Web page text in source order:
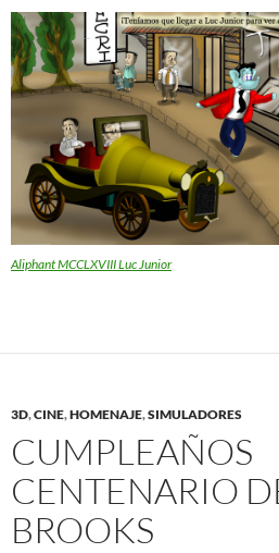
Aliphant MCCLXVIII Luc Junior
3D,CINE,HOMENAJE,SIMULADORES
CUMPLEAÑOS
CENTENARIO
BROOKS